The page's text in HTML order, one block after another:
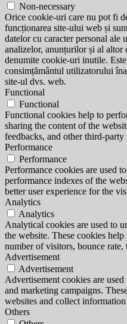
Non-necessary
Orice cookie-uri care nu pot fi
funcționarea site-ului web și
datelor cu caracter personal
analizelor, anunțurilor și al
denumite cookie-uri inutile.
consimțământul utilizatorului
site-ul dvs. web.
Functional
Functional
Functional cookies help to
sharing the content of the
feedbacks, and other third-party
Performance
Performance
Performance cookies are used
performance indexes of the
better user experience for the
Analytics
Analytics
Analytical cookies are used to
the website. These cookies
number of visitors, bounce rate,
Advertisement
Advertisement
Advertisement cookies are
and marketing campaigns.
websites and collect
Others